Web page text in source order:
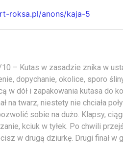
roksa.pl/anons/kaja-5
10 – Kutas w zasadzie znika w
dopychanie, okolice, sporo
w dół i zapakowania kutasa do
na twarz, niestety nie chciała
sobie na dużo. Klapsy,
kciuk w tyłek. Po chwili
w drugą dziurkę. Drugi finał w